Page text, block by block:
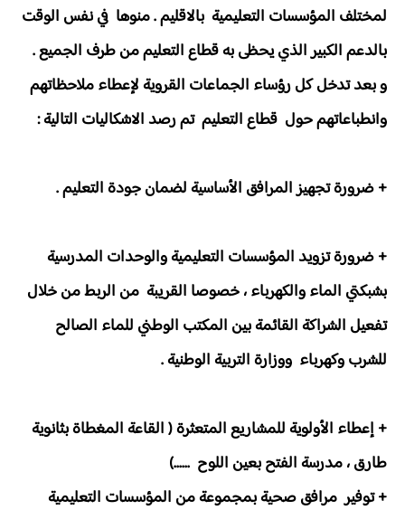
لمختلف المؤسسات التعليمية بالاقليم . منوها في نفس الوقت
بالدعم الكبير الذي يحظى به قطاع التعليم من طرف الجميع .
و بعد تدخل كل رؤساء الجماعات القروية لإعطاء ملاحظاتهم
وانطباعاتهم حول قطاع التعليم تم رصد الاشكاليات التالية :
+ ضرورة تجهيز المرافق الأساسية لضمان جودة التعليم .
+ ضرورة تزويد المؤسسات التعليمية والوحدات المدرسية
بشبكتي الماء والكهرباء ، خصوصا القريبة من الربط من خلال
تفعيل الشراكة القائمة بين المكتب الوطني للماء الصالح
للشرب وكهرباء ووزارة التربية الوطنية .
+ إعطاء الأولوية للمشاريع المتعثرة ( القاعة المغطاة بثانوية
طارق ، مدرسة الفتح بعين اللوح ......)
+ توفير مرافق صحية بمجموعة من المؤسسات التعليمية